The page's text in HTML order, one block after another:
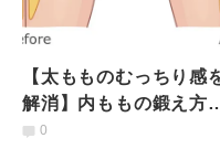
【太もものむっちり感
解消】内ももの鍛え方
正解はこれ！すっきり美
0